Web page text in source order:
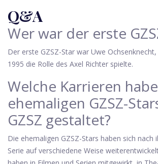
Q&A
Wer war der erste
Der erste GZSZ-Star war Uwe
1995 die Rolle des Axel Richter spielte.
Welche Karrieren
ehemaligen GZSZ-
GZSZ gestaltet?
Die ehemaligen GZSZ-Stars haben sich nach
Serie auf verschiedene Weise